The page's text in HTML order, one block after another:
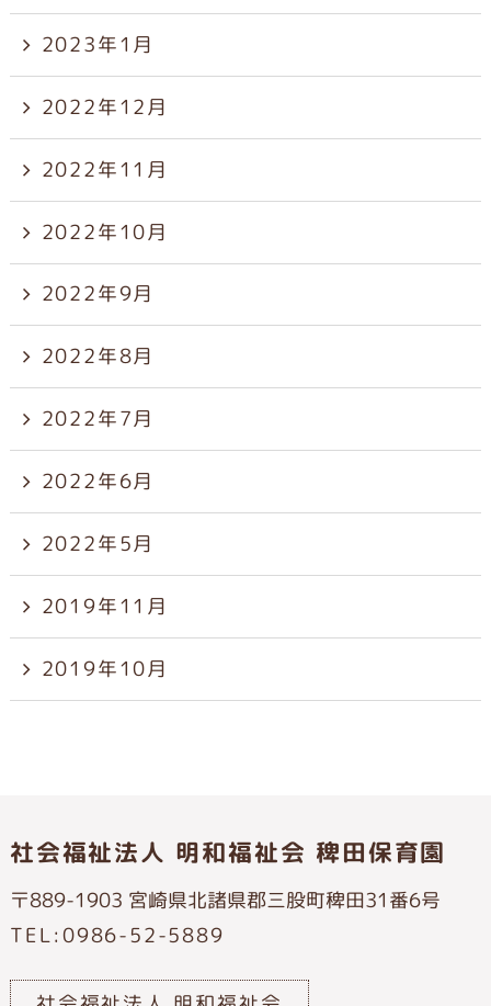
2023年1月
2022年12月
2022年11月
2022年10月
2022年9月
2022年8月
2022年7月
2022年6月
2022年5月
2019年11月
2019年10月
社会福祉法人 明和福祉会 稗田保育園
〒889-1903 宮崎県北諸県郡三股町稗田31番6号
TEL:0986-52-5889